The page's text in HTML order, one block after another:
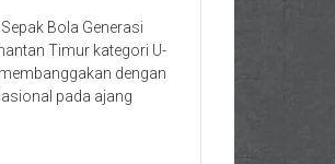
Bola Generasi
Timur kategori U-
dengan
pada ajang